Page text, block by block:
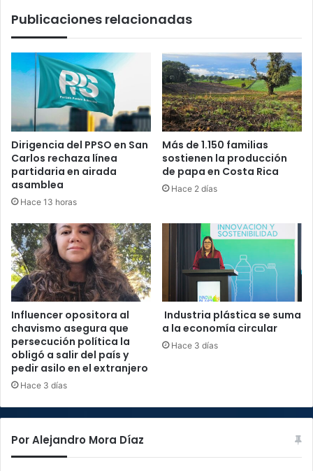
Publicaciones relacionadas
Dirigencia del PPSO en San
Carlos rechaza línea
partidaria en airada
asamblea
Hace 13 horas
Más de 1.150 familias
sostienen la producción
de papa en Costa Rica
Hace 2 días
Influencer opositora al
chavismo asegura que
persecución política la
obligó a salir del país y
pedir asilo en el extranjero
Hace 3 días
Industria plástica se suma
a la economía circular
Hace 3 días
Por Alejandro Mora Díaz